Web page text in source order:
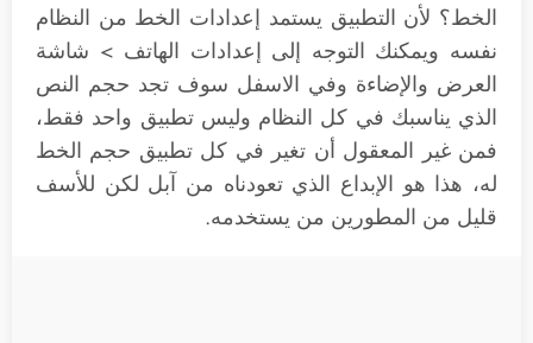
الخط؟ لأن التطبيق يستمد إعدادات الخط من النظام
نفسه ويمكنك التوجه إلى إعدادات الهاتف > شاشة
العرض والإضاءة وفي الاسفل سوف تجد حجم النص
الذي يناسبك في كل النظام وليس تطبيق واحد فقط،
فمن غير المعقول أن تغير في كل تطبيق حجم الخط
له، هذا هو الإبداع الذي تعودناه من آبل لكن للأسف
قليل من المطورين من يستخدمه.